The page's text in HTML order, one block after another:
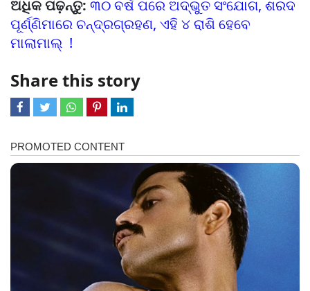
ଅଧିକ ପଢ଼ନ୍ତୁ: ୩୦ ବର୍ଷ ପରେ ଅଦ୍ଭୁତ ସଂଯୋଗ, ଶରଦ
ପୂର୍ଣ୍ଣିମାରେ ଚନ୍ଦ୍ରଗ୍ରହଣ, ଏହି ୪ ରାଶି ହେବେ
ମାଲାମାଲ୍ !
Share this story